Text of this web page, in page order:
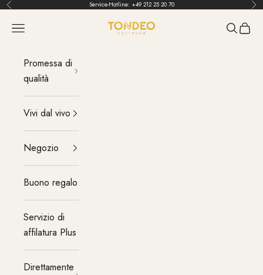
Vai al contenuto
Indietro Service-Hotline: +49 212 25 20 70
TONDEO
menu Cerca
Promessa di
qualità
Vivi dal vivo
Negozio
Buono regalo
Servizio di
affilatura Plus
Direttamente